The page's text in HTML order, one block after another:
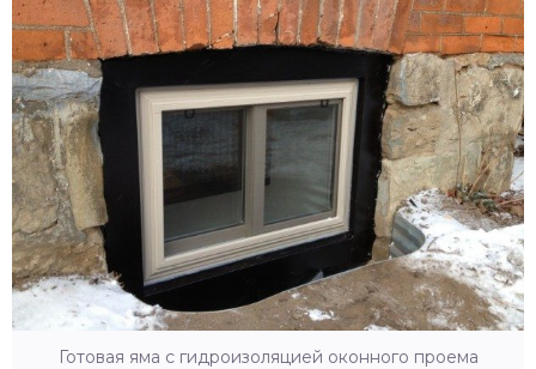
Готовая яма с гидроизоляцией оконного проема